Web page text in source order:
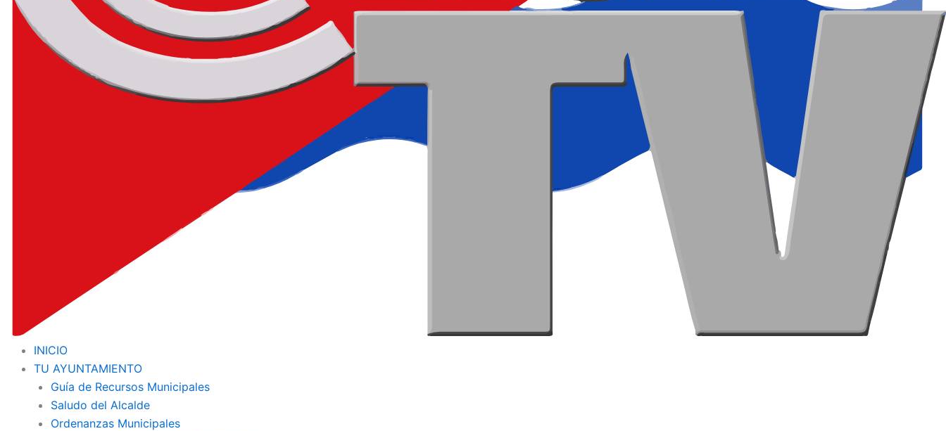
INICIO
TU AYUNTAMIENTO
Guía de Recursos Municipales
Saludo del Alcalde
Ordenanzas Municipales